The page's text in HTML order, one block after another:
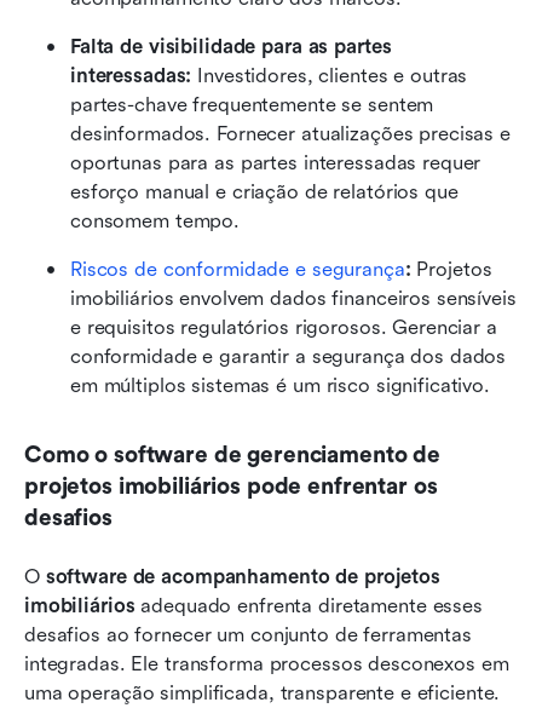
Falta de visibilidade para as partes
interessadas: Investidores, clientes e outras
partes-chave frequentemente se sentem
desinformados. Fornecer atualizações precisas e
oportunas para as partes interessadas requer
esforço manual e criação de relatórios que
consomem tempo.
Riscos de conformidade e segurança: Projetos
imobiliários envolvem dados financeiros sensíveis
e requisitos regulatórios rigorosos. Gerenciar a
conformidade e garantir a segurança dos dados
em múltiplos sistemas é um risco significativo.
Como o software de gerenciamento de
projetos imobiliários pode enfrentar os
desafios
O software de acompanhamento de projetos
imobiliários adequado enfrenta diretamente esses
desafios ao fornecer um conjunto de ferramentas
integradas. Ele transforma processos desconexos em
uma operação simplificada, transparente e eficiente.